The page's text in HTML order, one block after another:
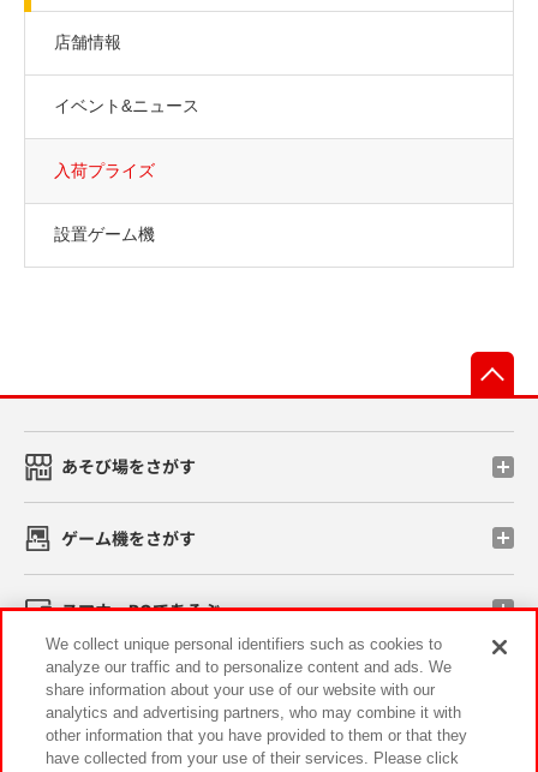
店舗情報
イベント&ニュース
入荷プライズ
設置ゲーム機
あそび場をさがす
ゲーム機をさがす
スマホ・PCであそぶ
イベント・キャンペーン
We collect unique personal identifiers such as cookies to
analyze our traffic and to personalize content and ads. We
share information about your use of our website with our
analytics and advertising partners, who may combine it with
other information that you have provided to them or that they
have collected from your use of their services. Please click